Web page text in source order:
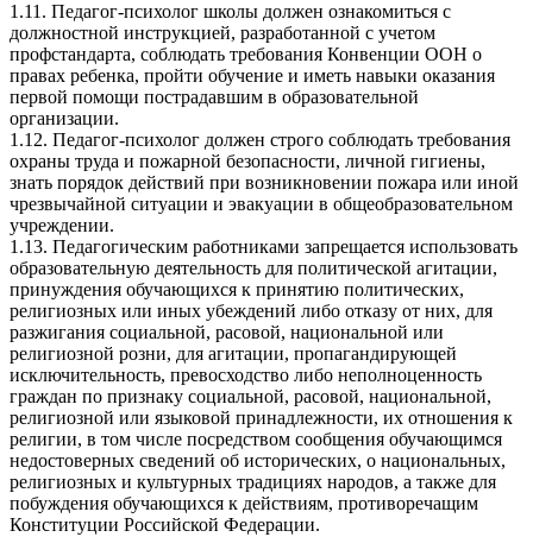
1.11. Педагог-психолог школы должен ознакомиться с
должностной инструкцией, разработанной с учетом
профстандарта, соблюдать требования Конвенции ООН о
правах ребенка, пройти обучение и иметь навыки оказания
первой помощи пострадавшим в образовательной
организации.
1.12. Педагог-психолог должен строго соблюдать требования
охраны труда и пожарной безопасности, личной гигиены,
знать порядок действий при возникновении пожара или иной
чрезвычайной ситуации и эвакуации в общеобразовательном
учреждении.
1.13. Педагогическим работниками запрещается использовать
образовательную деятельность для политической агитации,
принуждения обучающихся к принятию политических,
религиозных или иных убеждений либо отказу от них, для
разжигания социальной, расовой, национальной или
религиозной розни, для агитации, пропагандирующей
исключительность, превосходство либо неполноценность
граждан по признаку социальной, расовой, национальной,
религиозной или языковой принадлежности, их отношения к
религии, в том числе посредством сообщения обучающимся
недостоверных сведений об исторических, о национальных,
религиозных и культурных традициях народов, а также для
побуждения обучающихся к действиям, противоречащим
Конституции Российской Федерации.